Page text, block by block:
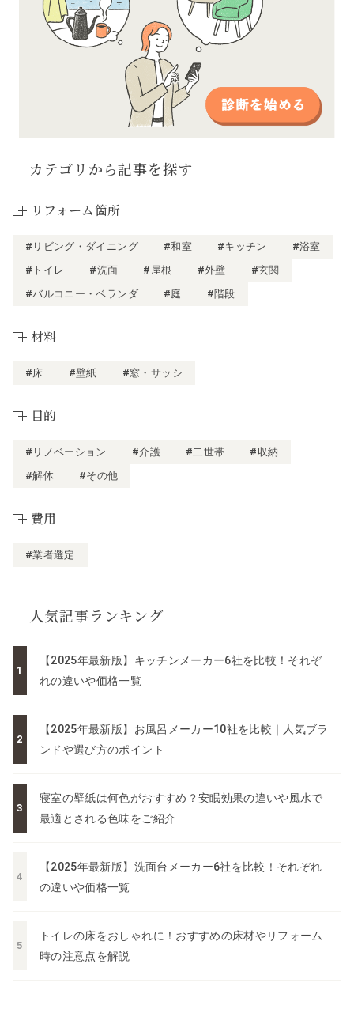
カテゴリから記事を探す
リフォーム箇所
#リビング・ダイニング #和室 #キッチン
#浴室
#トイレ
#洗面 #屋根 #外壁
#玄関
#バルコニー・ベランダ
#庭 #階段
材料
#床 #壁紙 #窓・サッシ
目的
#リノベーション #介護 #二世帯
#収納
#解体
#その他
費用
#業者選定
人気記事ランキング
【2025年最新版】キッチンメーカー6社を比較！それぞ
れの違いや価格一覧
【2025年最新版】お風呂メーカー10社を比較｜人気ブラ
ンドや選び方のポイント
寝室の壁紙は何色がおすすめ？安眠効果の違いや風水で
最適とされる色味をご紹介
【2025年最新版】洗面台メーカー6社を比較！それぞれ
の違いや価格一覧
トイレの床をおしゃれに！おすすめの床材やリフォーム
時の注意点を解説